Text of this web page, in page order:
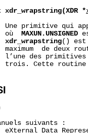
xdr_wrapstring(XDR *
Une primitive qui
où
MAXUN.UNSIGNED
xdr_wrapstring() est
maximum  de deux
l’une des
trois. Cette
suivants :
eXternal Data